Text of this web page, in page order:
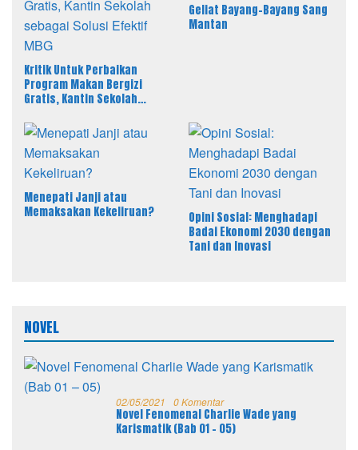
Kritik Untuk Perbaikan
Program Makan Bergizi
Gratis, Kantin Sekolah
Geliat Bayang-Bayang Sang
Mantan
Menepati Janji atau
Memaksakan Kekeliruan?
Opini Sosial: Menghadapi
Badai Ekonomi 2030 dengan
Tani dan Inovasi
NOVEL
02/05/2021 0 Komentar
Novel Fenomenal Charlie Wade yang
Karismatik (Bab 01 – 05)